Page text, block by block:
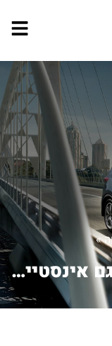
»
רכשתי מיצובישי לנסר דגם אינסטייל שנת ...